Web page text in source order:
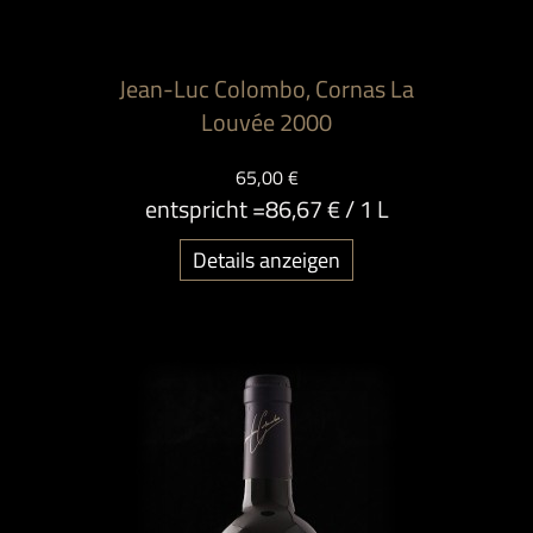
Jean-Luc Colombo, Cornas La
Louvée 2000
65,00 €
entspricht =86,67 €/ 1 L
Details anzeigen